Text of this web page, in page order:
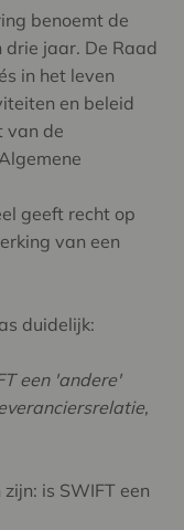
benoemt de
jaar. De Raad
in het leven
en beleid
van de
geeft recht op
van een
duidelijk:
een 'andere'
is SWIFT een